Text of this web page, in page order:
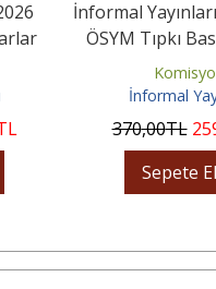
İnformal
ÖSYM Tıpkı
Soru 6'lı
İnformal
370,00TL
Sepete